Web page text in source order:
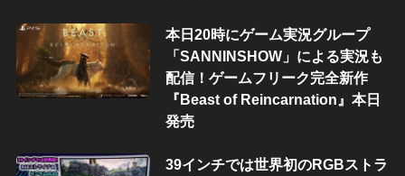
本日20時にゲーム実況グループ
「SANNINSHOW」による実況も
配信！ゲームフリーク完全新作
『Beast of Reincarnation』本日
発売
39インチでは世界初のRGBストラ